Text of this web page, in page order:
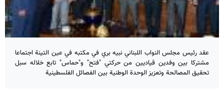
عقد رئيس مجلس النواب اللبناني نبيه بري في مكتبه في عين التينة اجتماعا
مشتركا بين وفدين قياديين من حركتي "فتح" و"حماس" تابع خلاله سبل
تحقيق المصالحة وتعزيز الوحدة الوطنية بين الفصائل الفلسطينية